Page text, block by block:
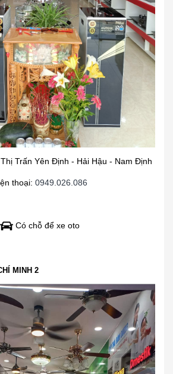
Trấn Yên Định - Hải Hậu - Nam Định
thoại: 0949.026.086
Có chỗ để xe oto
MINH 2